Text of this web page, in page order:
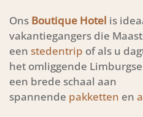
Ons Boutique Hotel is
vakantiegangers die
een stedentrip of als u
het omliggende
een brede schaal aan
spannende pakketten en